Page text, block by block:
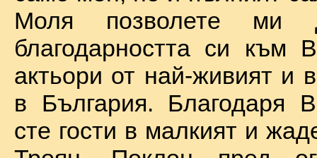
Моля позволете ми
благодарността си към
актьори от най-живият и
в България. Благодаря
сте гости в малкият и